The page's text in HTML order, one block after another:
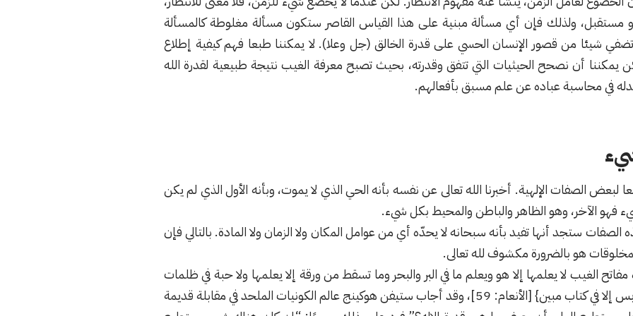
ولذلك فإن أي مسألة مبنية على هذا القياس القاصر ستكون مسألة مغلوطة كالمسألة
شيئا من قصور الإنسان الحسي على قدرة الخالق (جل وعلا). لا يمكننا طبعا فهم كيفية إطلاع
يمكننا أن نصحح الحيثيات التي تتفق وقدرته، بحيث تصبح معرفة الغيب نتيجة طبيعية لقدرة الله
في محاسبة عباده عن علم مسبق بأفعالهم.
لبعض الصفات الإلهية. أخبرنا الله تعالى عن نفسه بأنه الحي الذي لا يموت، وبأنه الأول الذي لم يكن
فهو الآخر، وهو الظاهر والباطن والمحيط بكل شيء.
ستجد أنها تفيد بأنه سبحانه لا يحدّه أي من عوامل المكان ولا الزمان ولا المادة. بالتالي فإن
هو بالضرورة مكشوف لله تعالى.
الغيب لا يعلمها إلا هو ويعلم ما في البر والبحر وما تسقط من ورقة إلا يعلمها ولا حبة في ظلمات
الأرض ولا رطب ولا يابس إلا في كتاب مبين} [الأنعام: 59]، وقد أجاب ستيفن هوكينج عالم الكونيات الملحد في مقابلة قديمة